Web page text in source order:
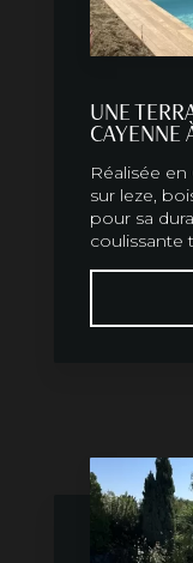
UNE
CAYENNE
Réalisée
sur leze,
pour sa
coulissante